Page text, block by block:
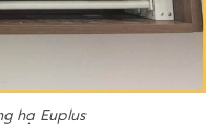
hạ Euplus